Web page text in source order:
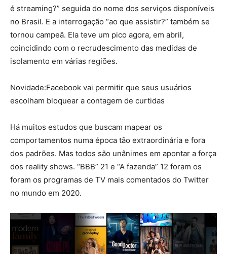
é streaming?” seguida do nome dos serviços disponíveis
no Brasil. E a interrogação “ao que assistir?” também se
tornou campeã. Ela teve um pico agora, em abril,
coincidindo com o recrudescimento das medidas de
isolamento em várias regiões.
Novidade:Facebook vai permitir que seus usuários
escolham bloquear a contagem de curtidas
Há muitos estudos que buscam mapear os
comportamentos numa época tão extraordinária e fora
dos padrões. Mas todos são unânimes em apontar a força
dos reality shows. “BBB” 21 e “A fazenda” 12 foram os
foram os programas de TV mais comentados do Twitter
no mundo em 2020.